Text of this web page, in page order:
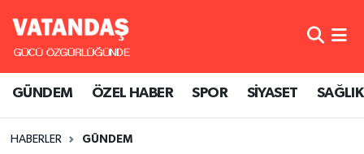
GÜNDEM ÖZEL HABER SPOR SİYASET SAĞLIK
HABERLER GÜNDEM
GÜNDEM
SPOR
Hava Durumu
Süper Lig Puan Durumu ve Fikstür